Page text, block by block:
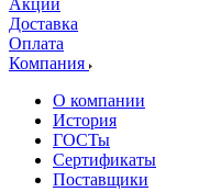
Акции
Доставка
Оплата
Компания
О компании
История
ГОСТы
Сертификаты
Поставщики